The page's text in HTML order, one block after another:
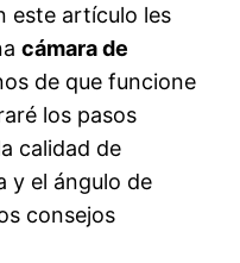
este artículo les
cámara de
de que funcione
los pasos
calidad de
y el ángulo de
consejos